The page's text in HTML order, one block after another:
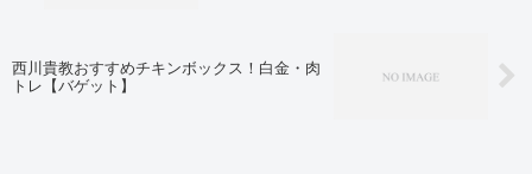
西川貴教おすすめチキンボックス！白金・肉
トレ【バゲット】